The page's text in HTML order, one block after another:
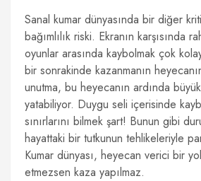
Sanal kumar dünyasında bir diğer
bağımlılık riski. Ekranın karşısında
oyunlar arasında kaybolmak çok
bir sonrakinde kazanmanın
unutma, bu heyecanın ardında
yatabiliyor. Duygu seli içerisinde
sınırlarını bilmek şart! Bunun gibi
hayattaki bir tutkunun tehlikeleriyle
Kumar dünyası, heyecan verici bir
etmezsen kaza yapılmaz.